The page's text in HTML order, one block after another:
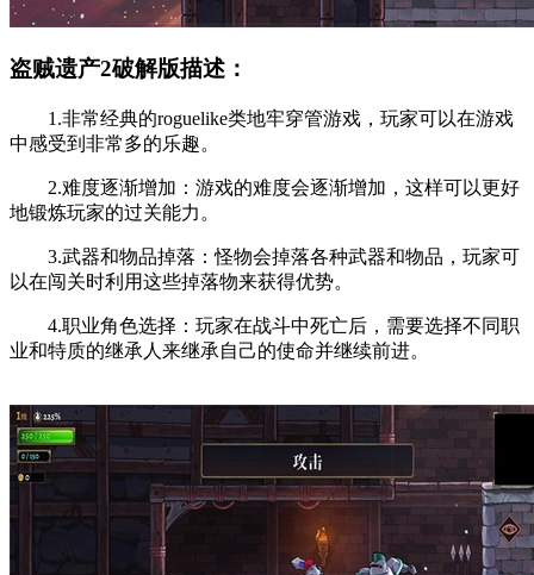
盗贼遗产2破解版描述：
1.非常经典的roguelike类地牢穿管游戏，玩家可以在游戏
中感受到非常多的乐趣。
2.难度逐渐增加：游戏的难度会逐渐增加，这样可以更好
地锻炼玩家的过关能力。
3.武器和物品掉落：怪物会掉落各种武器和物品，玩家可
以在闯关时利用这些掉落物来获得优势。
4.职业角色选择：玩家在战斗中死亡后，需要选择不同职
业和特质的继承人来继承自己的使命并继续前进。